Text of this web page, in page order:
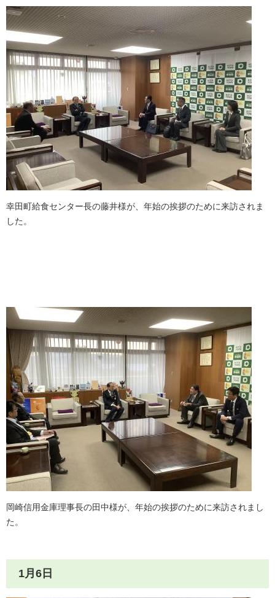
幸田町給食センター長の藤井様が、年始の挨拶のために来訪されま
した。
岡崎信用金庫理事長の田中様が、年始の挨拶のために来訪されまし
た。
1月6日